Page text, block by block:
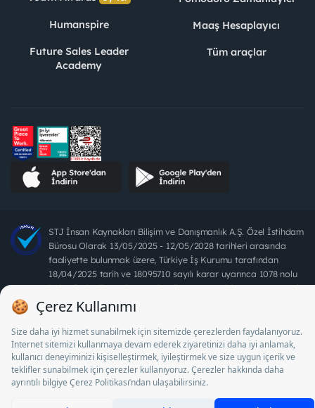
Humanspire
Future Sales Leader
Academy
Maaş Hesaplayıcı
Tüm araçlar
STJ İnsan Kaynakları Bilişim ve Danışmanlık A.Ş. Özel İstihdam
Bürosu Olarak 13/05/2025 - 12/05/2028 tarihleri arasında
faaliyette bulunmak üzere, Türkiye İş Kurumu tarafından
18/04/2025 tarih ve 18095710 sayılı karar uyarınca 1078 nolu
belge ile faaliyet göstermektedir. 4904 sayılı kanun uyarınca iş
arayanlardan ücret alınması yasaktır.